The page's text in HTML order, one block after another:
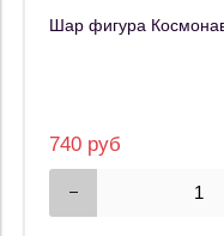
Шар фигура
740 руб